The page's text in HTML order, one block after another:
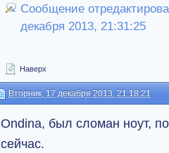
Сообщение
декабря 2013, 21:31:25
Наверх
Вторник, 17 декабря 2013, 21:18:21
Ondina, был сломан ноут,
сейчас.